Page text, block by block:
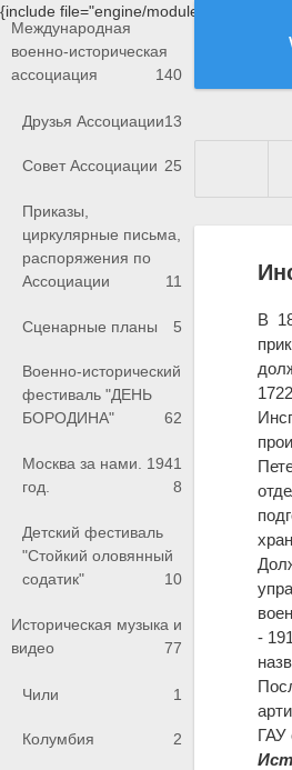
{include file="engine/modules/saperu/
Международная
военно-историческая
ассоциация
140
Друзья Ассоциации13
Совет Ассоциации 25
Приказы,
циркулярные письма,
распоряжения по
Ассоциации
11
Сценарные планы 5
Военно-исторический
фестиваль "ДЕНЬ
БОРОДИНА"
62
Москва за нами. 1941
год.
8
Детский фестиваль
"Стойкий оловянный
содатик"
10
Историческая музыка и
видео
77
Чили 1
Колумбия 2
В
-
ГАУ